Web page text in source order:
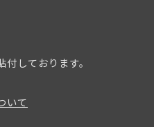
しております。
いて